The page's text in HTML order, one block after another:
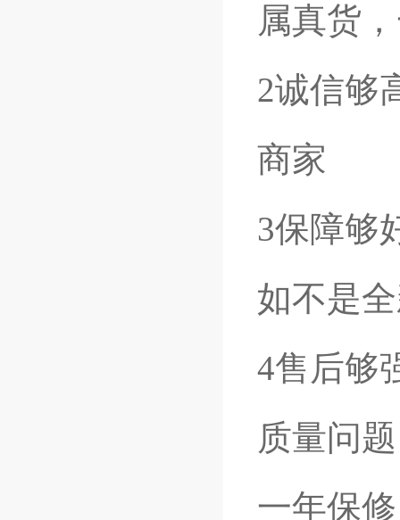
属真货
2诚信够
商家
3保障够
如不是
4售后够
质量问
一年保